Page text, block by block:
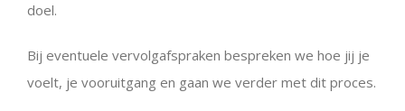
doel.
Bij eventuele vervolgafspraken bespreken we hoe jij je
voelt, je vooruitgang en gaan we verder met dit proces.